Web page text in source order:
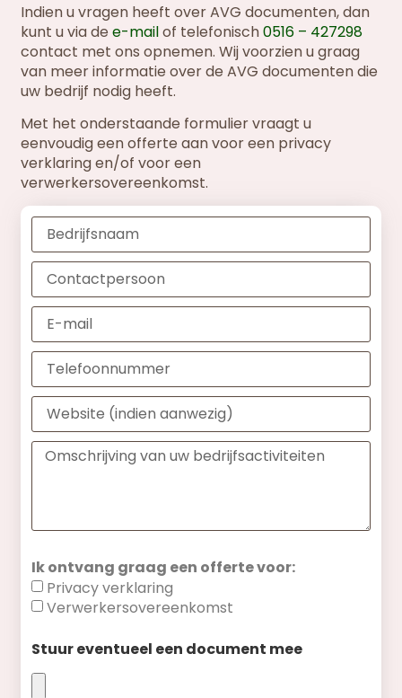
Indien u vragen heeft over AVG documenten, dan
kunt u via dee-mailof telefonisch0516 – 427298
contact met ons opnemen. Wij voorzien u graag
van meer informatie over de AVG documenten die
uw bedrijf nodig heeft.
Met het onderstaande formulier vraagt u
eenvoudig een offerte aan voor een privacy
verklaring en/of voor een
verwerkersovereenkomst.
Ik ontvang graag een offerte voor:
Privacy verklaring
Verwerkersovereenkomst
Stuur eventueel een document mee